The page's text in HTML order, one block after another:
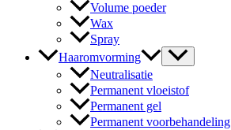
Volume poeder
Wax
Spray
Haaromvorming
Neutralisatie
Permanent vloeistof
Permanent gel
Permanent voorbehandeling